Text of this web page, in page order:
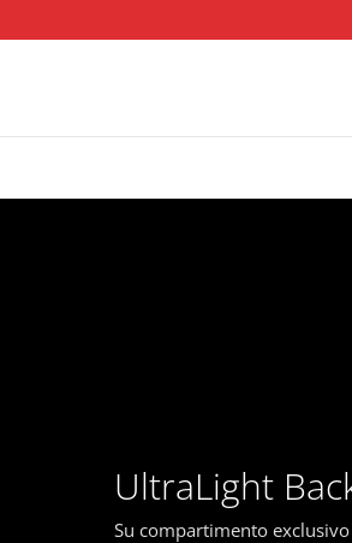
UltraLight
Su compartimento